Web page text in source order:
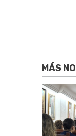
MÁS